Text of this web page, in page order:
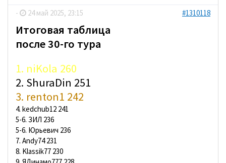
-
24 май 2025, 23:15 #1310118
Итоговая таблица
после 30-го тура
1. niKola 260
2. ShuraDin 251
3. renton1 242
4. kedchub12 241
5-6. ЗИЛ 236
5-6. Юрьевич 236
7. Andy74 231
8. Klassik77 230